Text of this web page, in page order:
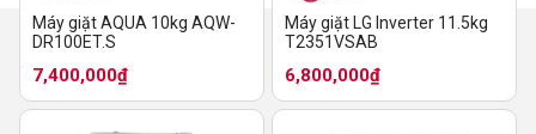
Máy giặt AQUA 10kg AQW-
DR100ET.S
7,400,000₫
Máy giặt LG Inverter 11.5kg
T2351VSAB
6,800,000₫